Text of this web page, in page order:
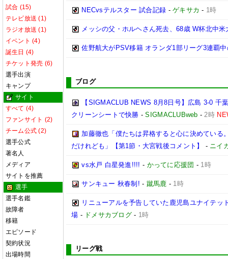
試合 (15)
テレビ放送 (1)
ラジオ放送 (1)
イベント (4)
誕生日 (4)
チケット発売 (6)
選手出演
キャンプ
サイト
すべて (4)
ファンサイト (2)
チーム公式 (2)
選手公式
著名人
メディア
サイトを推薦
選手
選手名鑑
故障者
移籍
エピソード
契約状況
出場時間
NECvsテルスター 試合記録 -ゲキサカ - 1時
メッシの父・ホルヘさん死去、68歳 W杯北中
佐野航大がPSV移籍 オランダ1部リーグ3連覇
ブログ
【SIGMACLUB NEWS 8月8日号】広島 3-0
クリーンシートで快勝 -SIGMACLUBweb -2時
加藤徹也「僕たちは昇格すると心に決めてい
だけれども」【第1節・大宮戦後コメント】
- ニイ
vs水戸 白星発進!!!! - かってに応援団 - 1時
サンキュー 秋春制! - 蹴馬鹿 - 1時
リニューアルを予告していた鹿児島ユナイテッ
場 - ドメサカブログ- 1時
リーグ戦